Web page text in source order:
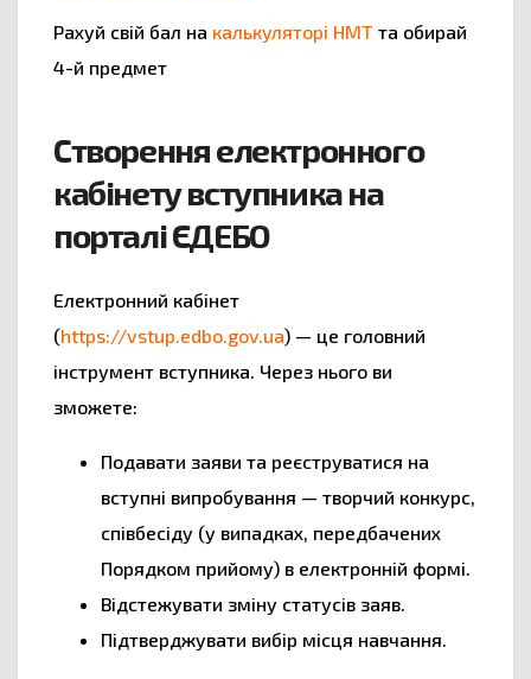
Рахуй свій бал на калькуляторі НМТ та обирай
4-й предмет
Створення електронного
кабінету вступника на
порталі ЄДЕБО
Електронний кабінет
(https://vstup.edbo.gov.ua) — це головний
інструмент вступника. Через нього ви
зможете:
Подавати заяви та реєструватися на
вступні випробування — творчий конкурс,
співбесіду (у випадках, передбачених
Порядком прийому) в електронній формі.
Відстежувати зміну статусів заяв.
Підтверджувати вибір місця навчання.